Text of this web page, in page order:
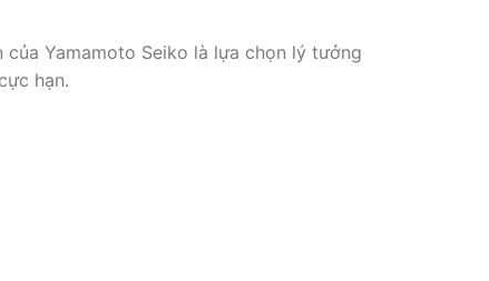
Yamamoto Seiko là lựa chọn lý tưởng
hạn.